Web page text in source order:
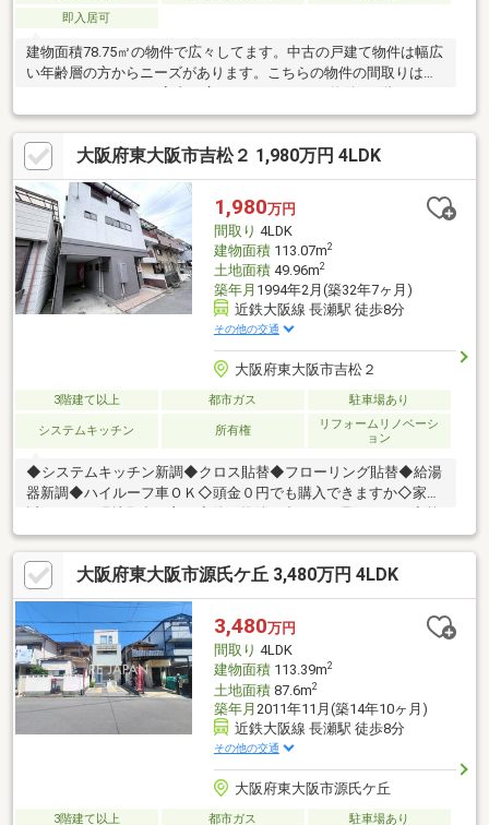
即入居可
建物面積78.75㎡の物件で広々してます。中古の戸建て物件は幅広
い年齢層の方からニーズがあります。こちらの物件の間取りは
があります。押入れ付きの和室があると、収納スペースに困りま
せん。すぐに入居できるので、お待ちいただくことはありませ
ん。購入価格を抑えたい方に一押しの、1980万円の物件です。
大阪府東大阪市吉松２ 1,980万円 4LDK
1,980万円
間取り 4LDK
建物面積113.07m2
土地面積49.96m2
築年月 1994年2月(築32年7ヶ月)
近鉄大阪線 長瀬駅 徒歩8分
その他の交通
大阪府東大阪市吉松２
3階建て以上 都市ガス 駐車場あり
システムキッチン 所有権
リフォームリノベーシ
ョン
◆システムキッチン新調◆クロス貼替◆フローリング貼替◆給湯
器新調◆ハイルーフ車ＯＫ◇頭金０円でも購入できますか◇家が
近くなので現地集合が良い◇他の物件も合わせて見てみたい◇弊
社の諸費用優遇システムの事等、何でもお気軽にお尋ね下さい
◇◇インターネット掲載物件・非掲載物件の中から、お客様の条
件に沿ったご提案をさせて頂きます。◇
大阪府東大阪市源氏ケ丘 3,480万円 4LDK
3,480万円
間取り 4LDK
建物面積113.39m2
土地面積87.6m2
築年月 2011年11月(築14年10ヶ月)
近鉄大阪線 長瀬駅 徒歩8分
その他の交通
大阪府東大阪市源氏ケ丘
3階建て以上 都市ガス
駐車場あり